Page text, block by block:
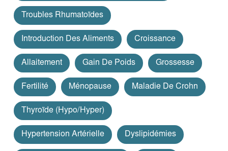
Troubles Rhumatoïdes
Introduction Des Aliments Croissance
Allaitement Gain De Poids Grossesse
Fertilité Ménopause Maladie De Crohn
Thyroïde (hypo/hyper)
Hypertension Artérielle Dyslipidémies